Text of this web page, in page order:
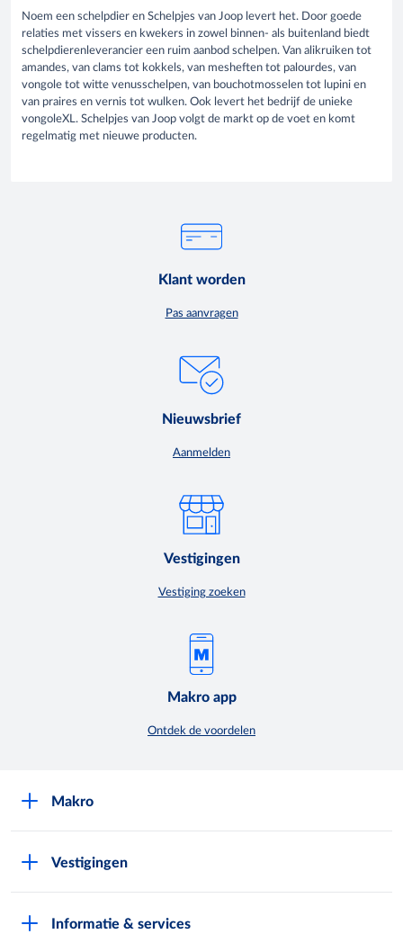
Noem een schelpdier en Schelpjes van Joop levert het. Door goede
relaties met vissers en kwekers in zowel binnen- als buitenland biedt
schelpdierenleverancier een ruim aanbod schelpen. Van alikruiken tot
amandes, van clams tot kokkels, van mesheften tot palourdes, van
vongole tot witte venusschelpen, van bouchotmosselen tot lupini en
van praires en vernis tot wulken. Ook levert het bedrijf de unieke
vongoleXL. Schelpjes van Joop volgt de markt op de voet en komt
regelmatig met nieuwe producten.
Klant worden
Pas aanvragen
Nieuwsbrief
Aanmelden
Vestigingen
Vestiging zoeken
Makro app
Ontdek de voordelen
Makro
Vestigingen
Informatie & services